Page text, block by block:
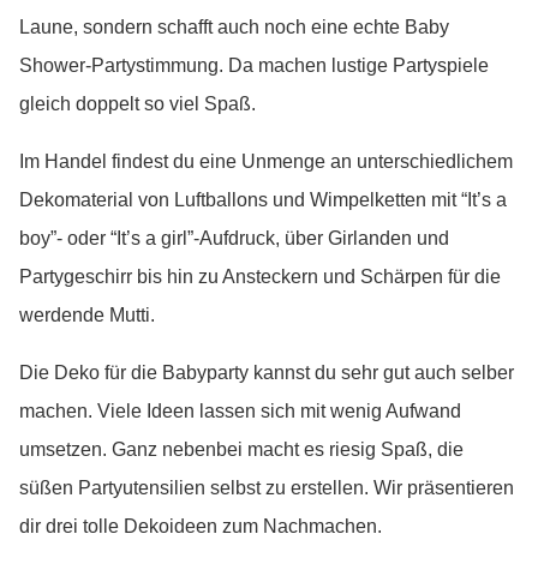
Laune, sondern schafft auch noch eine echte Baby
Shower-Partystimmung. Da machen lustige Partyspiele
gleich doppelt so viel Spaß.
Im Handel findest du eine Unmenge an unterschiedlichem
Dekomaterial von Luftballons und Wimpelketten mit “It’s a
boy”- oder “It’s a girl”-Aufdruck, über Girlanden und
Partygeschirr bis hin zu Ansteckern und Schärpen für die
werdende Mutti.
Die Deko für die Babyparty kannst du sehr gut auch selber
machen. Viele Ideen lassen sich mit wenig Aufwand
umsetzen. Ganz nebenbei macht es riesig Spaß, die
süßen Partyutensilien selbst zu erstellen. Wir präsentieren
dir drei tolle Dekoideen zum Nachmachen.